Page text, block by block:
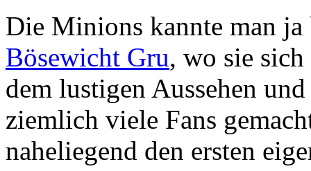
Die Minions kannte man
Bösewicht Gru, wo sie
dem lustigen Aussehen
ziemlich viele Fans
naheliegend den ersten